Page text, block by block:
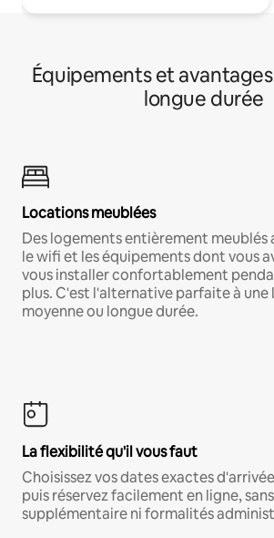
Équipements et
longue durée
Locations meublées
Des logements entièrement meublés
le wifi et les équipements dont vous
vous installer confortablement
plus. C'est l'alternative parfaite à
moyenne ou longue durée.
La flexibilité qu'il vous faut
Choisissez vos dates exactes
puis réservez facilement en ligne,
supplémentaire ni formalités